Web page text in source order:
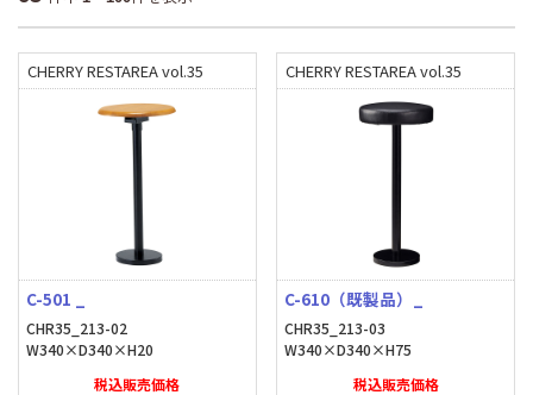
CHERRY RESTAREA vol.35
C-501 _
CHR35_213-02
W340×D340×H20
税込販売価格
CHERRY RESTAREA vol.35
C-610（既製品）_
CHR35_213-03
W340×D340×H75
税込販売価格